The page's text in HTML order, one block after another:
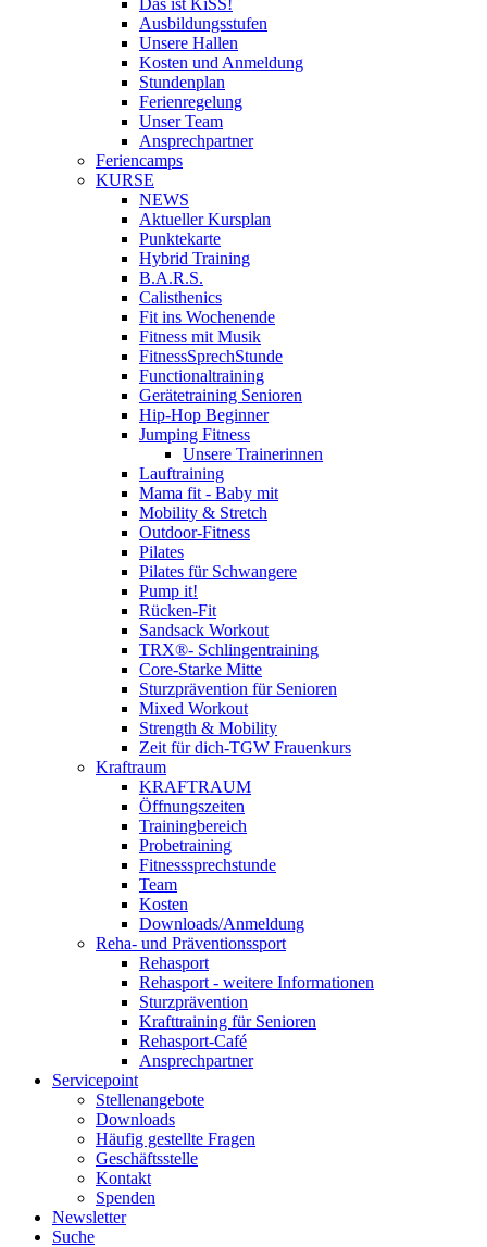
Das ist KiSS!
Ausbildungsstufen
Unsere Hallen
Kosten und Anmeldung
Stundenplan
Ferienregelung
Unser Team
Ansprechpartner
Feriencamps
KURSE
NEWS
Aktueller Kursplan
Punktekarte
Hybrid Training
B.A.R.S.
Calisthenics
Fit ins Wochenende
Fitness mit Musik
FitnessSprechStunde
Functionaltraining
Gerätetraining Senioren
Hip-Hop Beginner
Jumping Fitness
Unsere Trainerinnen
Lauftraining
Mama fit - Baby mit
Mobility & Stretch
Outdoor-Fitness
Pilates
Pilates für Schwangere
Pump it!
Rücken-Fit
Sandsack Workout
TRX®- Schlingentraining
Core-Starke Mitte
Sturzprävention für Senioren
Mixed Workout
Strength & Mobility
Zeit für dich-TGW Frauenkurs
Kraftraum
KRAFTRAUM
Öffnungszeiten
Trainingbereich
Probetraining
Fitnesssprechstunde
Team
Kosten
Downloads/Anmeldung
Reha- und Präventionssport
Rehasport
Rehasport - weitere Informationen
Sturzprävention
Krafttraining für Senioren
Rehasport-Café
Ansprechpartner
Servicepoint
Stellenangebote
Downloads
Häufig gestellte Fragen
Geschäftsstelle
Kontakt
Spenden
Newsletter
Suche